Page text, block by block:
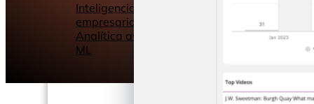
Inteligencia
empresarial
Analítica avanzada y
ML